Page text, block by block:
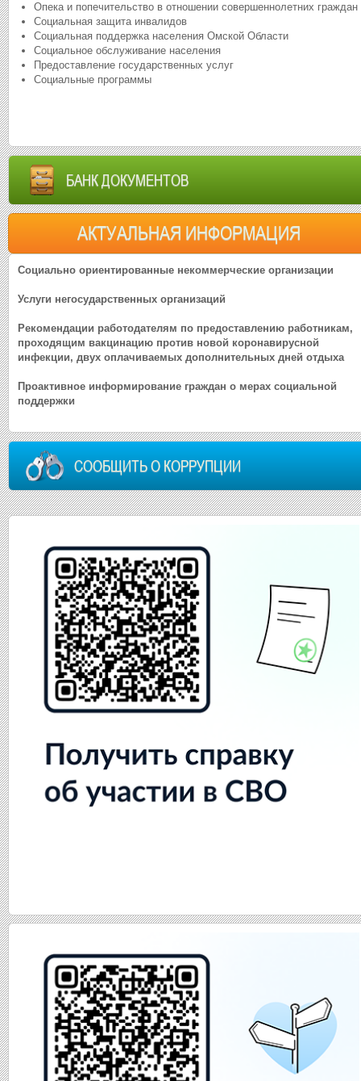
Опека и попечительство в отношении совершеннолетних граждан
Социальная защита инвалидов
Социальная поддержка населения Омской Области
Социальное обслуживание населения
Предоставление государственных услуг
Социальные программы
БАНК ДОКУМЕНТОВ
АКТУАЛЬНАЯ ИНФОРМАЦИЯ
Социально ориентированные некоммерческие организации
Услуги негосударственных организаций
Рекомендации работодателям по предоставлению работникам,
проходящим вакцинацию против новой коронавирусной
инфекции, двух оплачиваемых дополнительных дней отдыха
Проактивное информирование граждан о мерах социальной
поддержки
СООБЩИТЬ О КОРРУПЦИИ